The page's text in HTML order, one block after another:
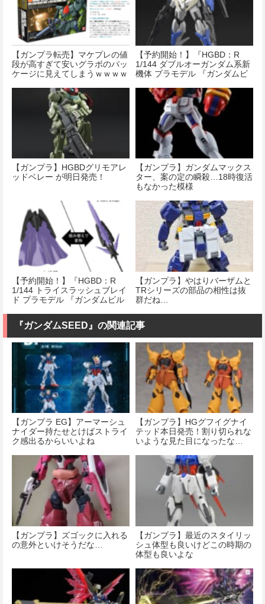
【ガンプラ転売】マケプレの値
段が高すぎて安いグラボのパッ
ケージに見えてしまうｗｗｗｗ
【予約開始！】『HGBD：R
1/144 ダブルオーガンダム系新
機体 プラモデル 『ガンダムビ
称)』
【ガンプラ】HGBDグリモアレ
ッドベレー が明日発売！
【ガンプラ】ガンダムマックス
ター、案の定の瞬殺…18時復活
もなかった模様
【予約開始！】『HGBD：R
1/144 トライスラッシュブレイ
ド プラモデル 『ガンダムビル
【ガンプラ】やはりバーザムと
TRシリーズの部品の相性は抜
群だね…
『ガンダムSEED』の関連記事
【ガンプラ EG】アーマーシュ
ナイダー持たせとけばストライ
ク感出るからいいよね
【ガンプラ】HGグフイグナイ
テッド本日発売！割り切られな
いような見た目になったな…
【ガンプラ】ズゴックに入れる
の意外といけそうだな…
【ガンプラ】最近のスタイリッ
シュ体型も良いけどこの時期の
体型も良いよな